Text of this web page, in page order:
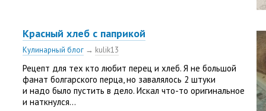
Красный хлеб с паприкой
Кулинарный блог → kulik13
Рецепт для тех кто любит перец и хлеб. Я не большой
фанат болгарского перца, но завалялось 2 штуки
и надо было пустить в дело. Искал что-то оригинальное
и наткнулся...